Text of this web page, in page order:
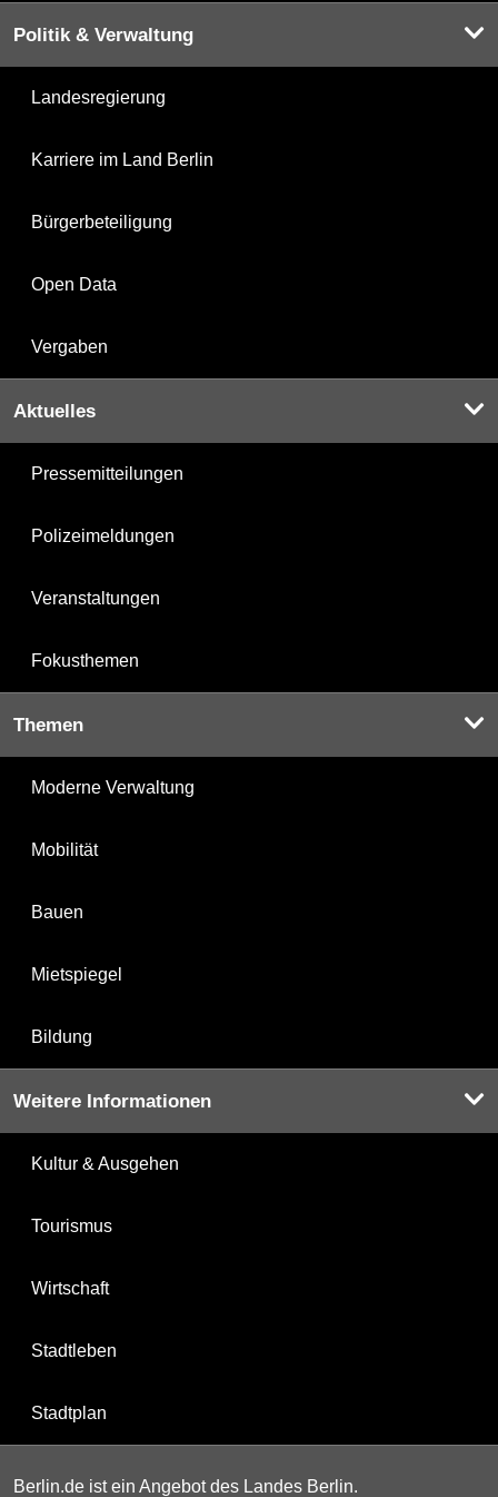
Politik & Verwaltung
Landesregierung
Karriere im Land Berlin
Bürgerbeteiligung
Open Data
Vergaben
Aktuelles
Pressemitteilungen
Polizeimeldungen
Veranstaltungen
Fokusthemen
Themen
Moderne Verwaltung
Mobilität
Bauen
Mietspiegel
Bildung
Weitere Informationen
Kultur & Ausgehen
Tourismus
Wirtschaft
Stadtleben
Stadtplan
Berlin.de ist ein Angebot des Landes Berlin.